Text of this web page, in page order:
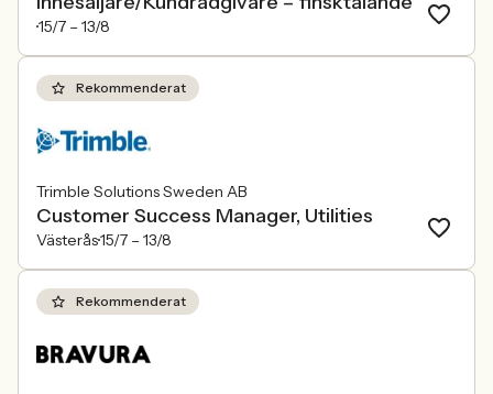
15/7 – 13/8
Rekommenderat
Trimble Solutions Sweden AB
Customer Success Manager, Utilities
Västerås15/7 – 13/8
Rekommenderat